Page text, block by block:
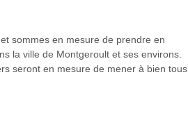
sommes en mesure de prendre en
la ville de Montgeroult et ses environs.
seront en mesure de mener à bien tous